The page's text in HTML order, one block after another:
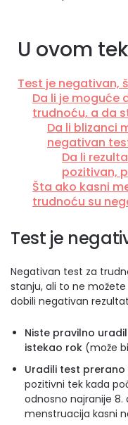
U ovom
Test je negativan,
Da li je moguće
trudnoću, a da
Da li blizanci
negativan
Da li
pozitivan,
Šta ako kasni
trudnoću su
Test je
Negativan test za
stanju, ali to ne
dobili negativan
Niste pravilno
istekao rok (može
Uradili test prerano
pozitivni tek kada
odnosno najranije
menstruacija kasni